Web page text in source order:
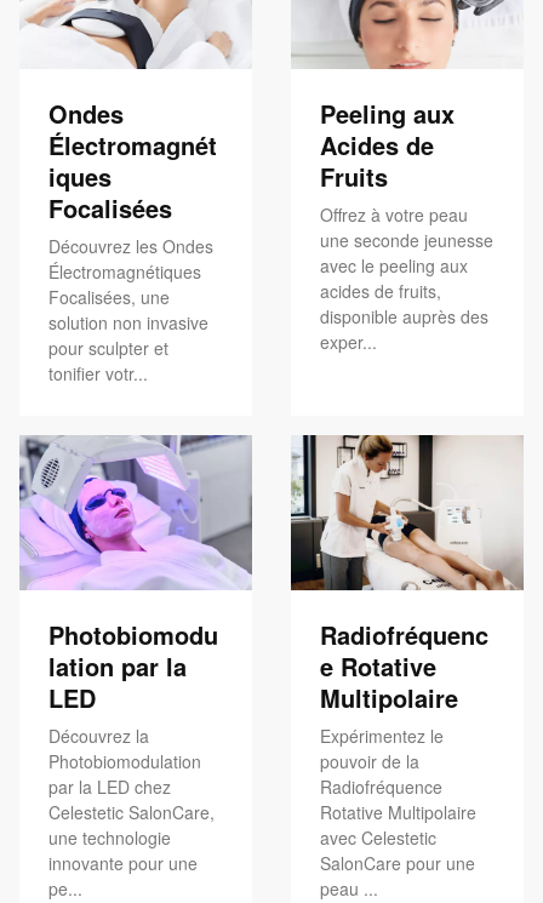
Ondes
Électromagnét
iques
Focalisées
Découvrez les Ondes
Électromagnétiques
Focalisées, une
solution non invasive
pour sculpter et
tonifier votr...
Peeling aux
Acides de
Fruits
Offrez à votre peau
une seconde jeunesse
avec le peeling aux
acides de fruits,
disponible auprès des
exper...
Photobiomodu
lation par la
LED
Découvrez la
Photobiomodulation
par la LED chez
Celestetic SalonCare,
une technologie
innovante pour une
pe...
Radiofréquenc
e Rotative
Multipolaire
Expérimentez le
pouvoir de la
Radiofréquence
Rotative Multipolaire
avec Celestetic
SalonCare pour une
peau ...